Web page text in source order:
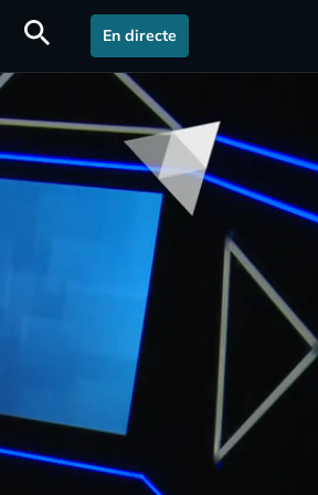
search En directe